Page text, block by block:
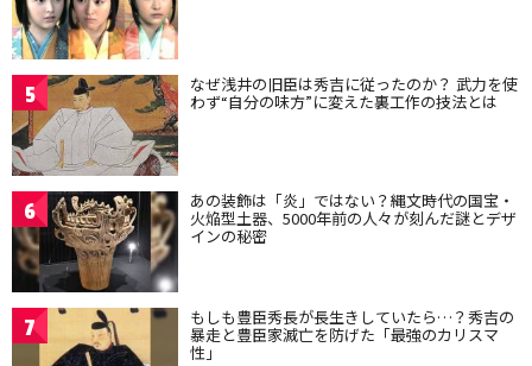
5 なぜ浅井の旧臣は秀吉に従ったのか？ 武力を使
わず“自分の味方”に変えた裏工作の技法とは
6 あの装飾は「炎」ではない？縄文時代の国宝・
火焔型土器、5000年前の人々が刻んだ謎とデザ
インの秘密
7 もしも豊臣秀長が長生きしていたら…？秀吉の
暴走と豊臣家滅亡を防げた「最強のカリスマ
性」